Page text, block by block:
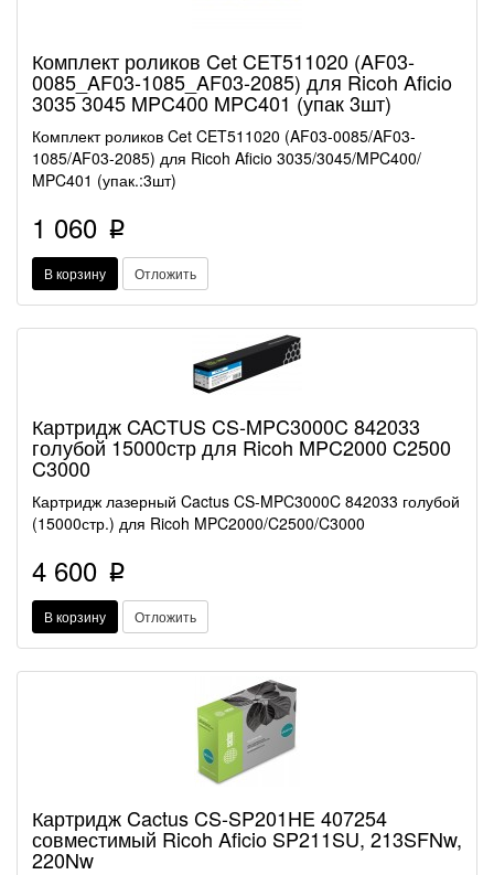
Комплект роликов Cet CET511020 (AF03-
0085_AF03-1085_AF03-2085) для Ricoh Aficio
3035 3045 MPC400 MPC401 (упак 3шт)
Комплект роликов Cet CET511020 (AF03-0085/AF03-
1085/AF03-2085) для Ricoh Aficio 3035/3045/MPC400/
MPC401 (упак.:3шт)
1 060 p
В корзину Отложить
Картридж CACTUS CS-MPC3000C 842033
голубой 15000стр для Ricoh MPC2000 C2500
C3000
Картридж лазерный Cactus CS-MPC3000C 842033 голубой
(15000стр.) для Ricoh MPC2000/C2500/C3000
4 600 p
В корзину Отложить
Картридж Cactus CS-SP201HE 407254
совместимый Ricoh Aficio SP211SU, 213SFNw,
220Nw